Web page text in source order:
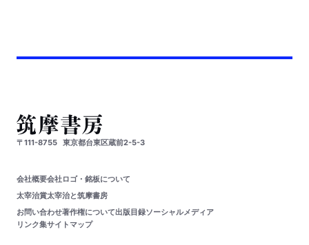
〒111-8755 東京都台東区蔵前2-5-3
会社概要会社ロゴ・銘板について
太宰治賞太宰治と筑摩書房
お問い合わせ著作権について出版目録ソーシャルメディア
リンク集サイトマップ